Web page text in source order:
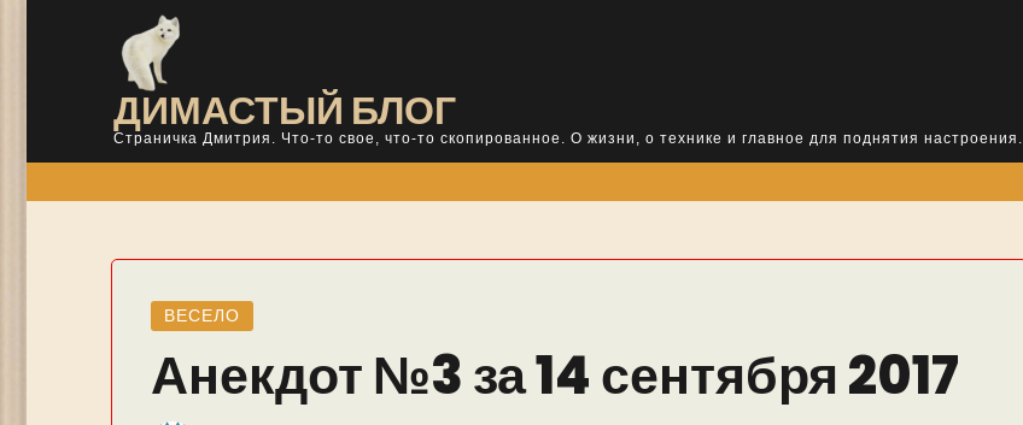
ДИМАСТЫЙ БЛОГ
Страничка Дмитрия. Что-то свое, что-то скопированное. О жизни, о технике и главное для поднятия настроения.
ВЕСЕЛО
Анекдот №3 за 14 сентября 2017